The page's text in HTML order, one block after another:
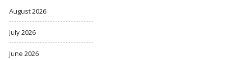
August 2026
July 2026
June 2026